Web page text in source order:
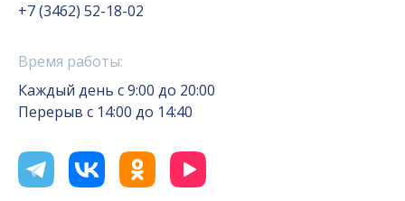
+7 (3462) 52-18-02
Время работы:
Каждый день с 9:00 до 20:00
Перерыв с 14:00 до 14:40